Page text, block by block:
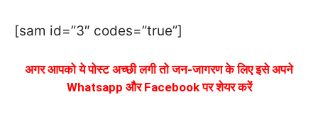
[sam id=”3″ codes=”true”]
अगर आपको ये पोस्ट अच्छी लगी तो जन-जागरण के लिए इसे अपने
Whatsapp और Facebook पर शेयर करें